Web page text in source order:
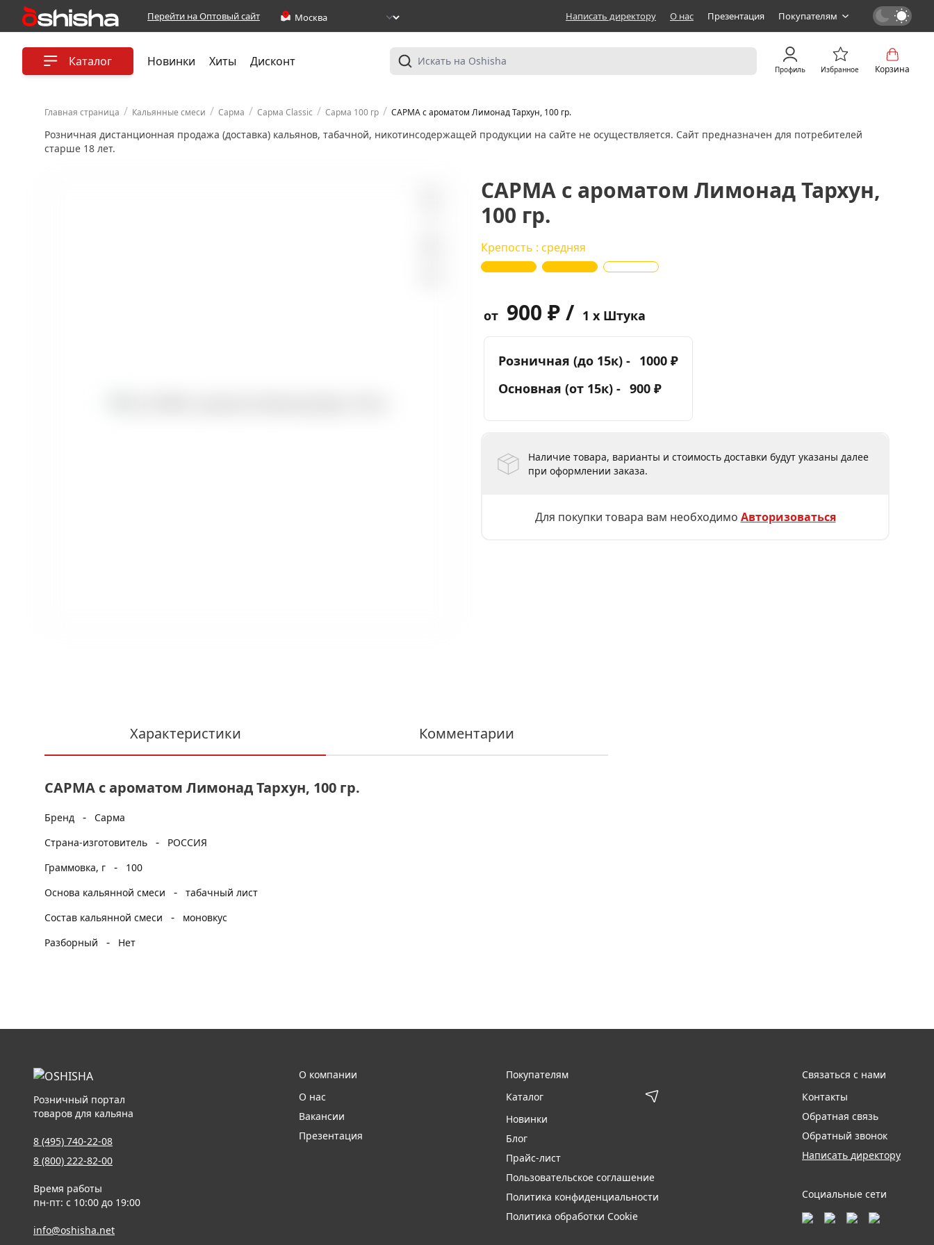
Перейти на Оптовый сайт Написать директору О нас Презентация Покупателям
Каталог Новинки Хиты Дисконт
Профиль Избранное Корзина
Главная страница / Кальянные смеси / Сарма / Сарма Classic / Сарма 100 гр / САРМА с ароматом Лимонад Тархун, 100 гр.
Розничная дистанционная продажа (доставка) кальянов, табачной, никотинсодержащей продукции на сайте не осуществляется. Сайт предназначен для потребителей
старше 18 лет.
САРМА с ароматом Лимонад Тархун,
100 гр.
Крепость : средняя
от 900 ₽ / 1 x Штука
Розничная (до 15к) - 1000 ₽
Основная (от 15к) - 900 ₽
Наличие товара, варианты и стоимость доставки будут указаны далее
при оформлении заказа.
Для покупки товара вам необходимо Авторизоваться
Характеристики Комментарии
САРМА с ароматом Лимонад Тархун, 100 гр.
Бренд -
Сарма
Страна-изготовитель
-
РОССИЯ
Граммовка, г
-
100
Основа кальянной смеси
- табачный лист
Состав кальянной смеси
-
моновкус
Разборный
- Нет
Розничный портал
товаров для кальяна
8 (495) 740-22-08
8 (800) 222-82-00
Время работы
пн-пт: с 10:00 до 19:00
info@oshisha.net
О компании
О нас
Вакансии
Презентация
Покупателям
Каталог
Новинки
Блог
Прайс-лист
Пользовательское соглашение
Политика конфиденциальности
Политика обработки Cookie
Связаться с нами
Контакты
Обратная связь
Обратный звонок
Написать директору
Социальные сети